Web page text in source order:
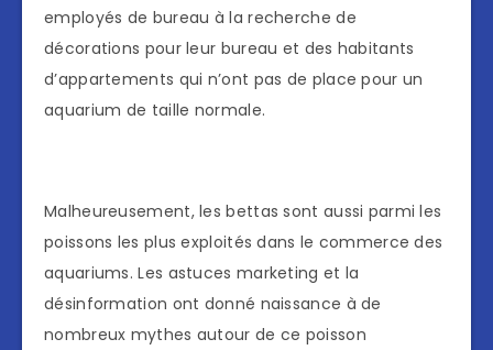
employés de bureau à la recherche de
décorations pour leur bureau et des habitants
d’appartements qui n’ont pas de place pour un
aquarium de taille normale.
Malheureusement, les bettas sont aussi parmi les
poissons les plus exploités dans le commerce des
aquariums. Les astuces marketing et la
désinformation ont donné naissance à de
nombreux mythes autour de ce poisson